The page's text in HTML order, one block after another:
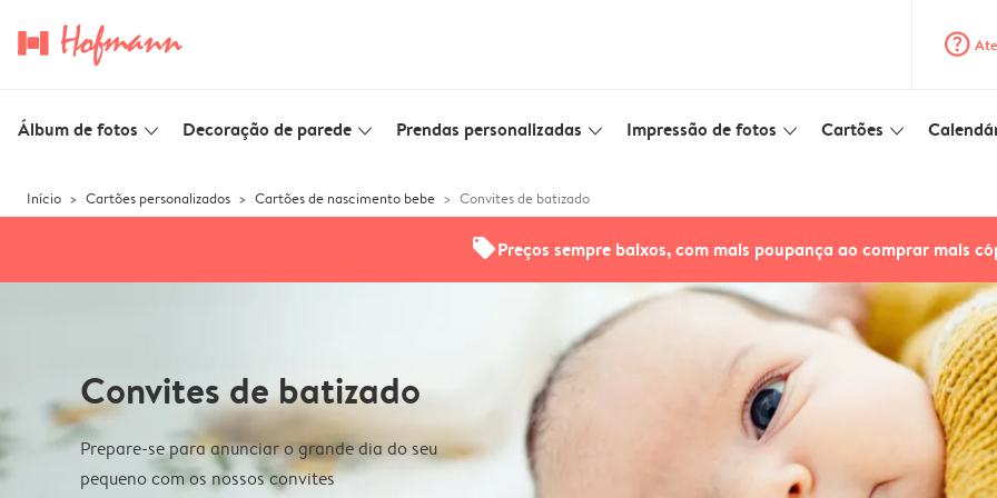
question_mark_circle
Álbum de fotos slim_arrow_down Decoração de parede slim_arrow_down Prendas personalizadas slim_arrow_down Impressão de fotos slim_arrow_down Cartões slim_arrow_down
Início Cartões personalizados Cartões de nascimento bebe Convites de batizado
offersPreços sempre baixos, com mais poupança ao comprar mais
Convites de batizado
Prepare-se para anunciar o grande dia do seu
pequeno com os nossos convites